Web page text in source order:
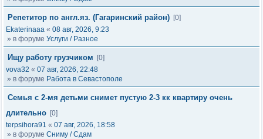
Репетитор по англ.яз. (Гагаринский район) [0]
Ekaterinaaa « 08 авг, 2026, 9:23
» в форуме Услуги / Разное
Ищу работу грузчиком
[0]
vova32 « 07 авг, 2026, 22:48
» в форуме Работа в Севастополе
Семья с 2-мя детьми снимет пустую 2-3 кк квартиру очень
длительно [0]
terpsihora91 « 07 авг, 2026, 18:58
» в форуме Сниму / Сдам